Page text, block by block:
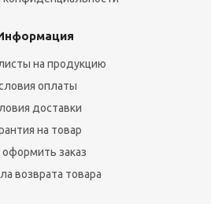
на продукцию
оплаты
доставки
на товар
оформить заказ
возврата товара